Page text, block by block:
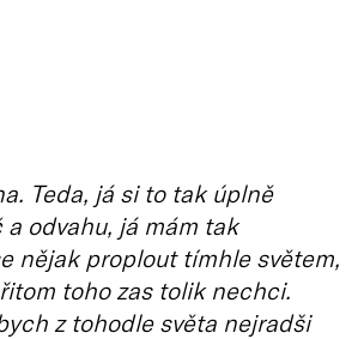
Teda, já si to tak úplně
odvahu, já mám tak
nějak proplout tímhle světem,
toho zas tolik nechci.
z tohodle světa nejradši